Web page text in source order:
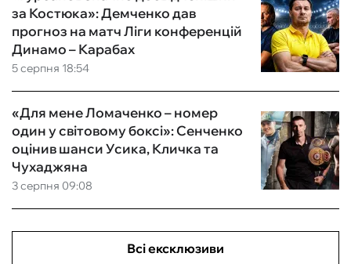
5 серпня 18:54
за Костюка»: Демченко дав
прогноз на матч Ліги конференцій
Динамо – Карабах
3 серпня 09:08
«Для мене Ломаченко – номер
один у світовому боксі»: Сенченко
оцінив шанси Усика, Кличка та
Чухаджяна
Всі ексклюзиви